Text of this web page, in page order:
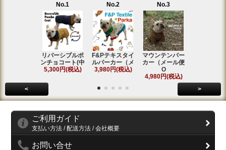
No.1
リバーシブルポ
ンチョコート(中
5,300円(税込)
No.2
F&Pテキスタイ
ルパーカー（メ
3,980円(税込)
No.3
マウンテンパー
カー（メール便
O
4,980円(税込)
< >
ご利用ガイド
支払い方法 / 配送方法 / 会社概要
お問い合せ